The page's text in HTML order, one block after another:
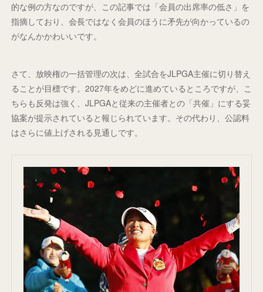
的な例の方なのですが、この記事では「会員の出席率の低さ」を
指摘しており、会長ではなく会員のほうに矛先が向かっているの
がなんかかわいいです。
さて、放映権の一括管理の次は、全試合をJLPGA主催に切り替え
ることが目標です。2027年をめどに進めているところですが、こ
ちらも反発は強く、JLPGAと従来の主催者との「共催」にする妥
協案が提示されていると報じられています。その代わり、公認料
はさらに値上げされる見通しです。